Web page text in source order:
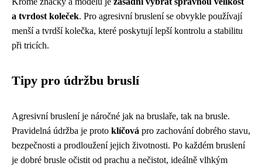
a tvrdost koleček. Pro agresivní bruslení se obvykle používají
menší a tvrdší kolečka, které poskytují lepší kontrolu a stabilitu
při tricích.
Tipy pro údržbu bruslí
Agresivní bruslení je náročné jak na bruslaře, tak na brusle.
Pravidelná údržba je proto klíčová pro zachování dobrého stavu,
bezpečnosti a prodloužení jejich životnosti. Po každém bruslení
je dobré brusle očistit od prachu a nečistot, ideálně vlhkým